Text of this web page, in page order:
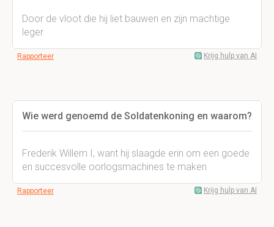
Door de vloot die hij liet bauwen en zijn machtige
leger
Rapporteer Krijg hulp van AI
Wie werd genoemd de Soldatenkoning en waarom?
Frederik Willem I, want hij slaagde erin om een goede
en succesvolle oorlogsmachines te maken
Rapporteer Krijg hulp van AI